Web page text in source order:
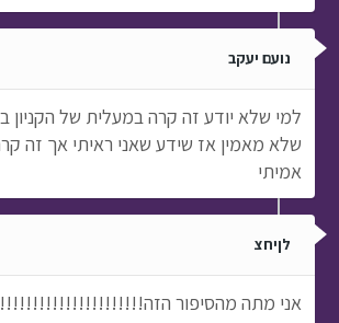
נועם יעקב
למי שלא יודע זה קרה במעלית של הקניון
שלא מאמין אז שידע שאני ראיתי אך זה
אמיתי
לןיחצ
אני מתה מהסיפור הזה!!!!!!!!!!!!!!!!!!!!!!